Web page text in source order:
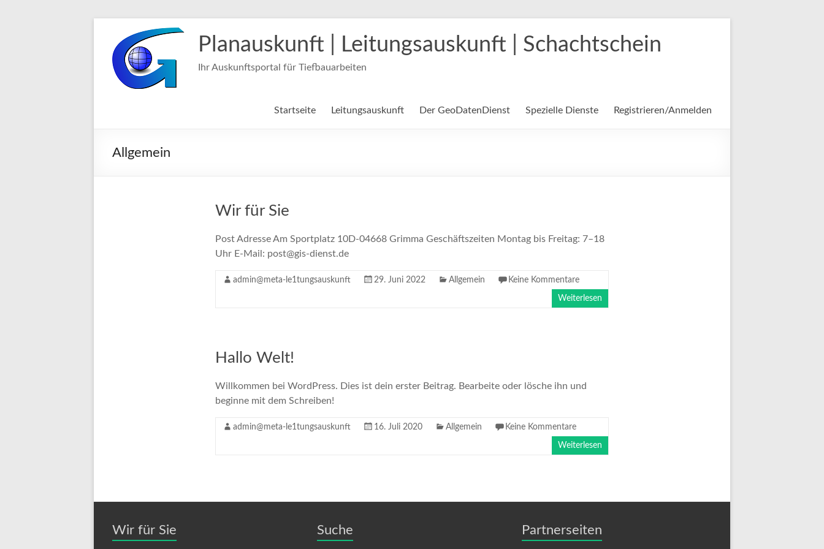
springen
Planauskunft | Leitungsauskunft | Schachtschein
Ihr Auskunftsportal für Tiefbauarbeiten
Startseite Leitungsauskunft Der GeoDatenDienst Spezielle Dienste Registrieren/Anmelden
Allgemein
Wir für Sie
Post Adresse Am Sportplatz 10D-04668 Grimma Geschäftszeiten Montag bis Freitag: 7–18
Uhr E-Mail: post@gis-dienst.de
admin@meta-le1tungsauskunft 29. Juni 2022 Allgemein Keine Kommentare
Weiterlesen
Hallo Welt!
Willkommen bei WordPress. Dies ist dein erster Beitrag. Bearbeite oder lösche ihn und
beginne mit dem Schreiben!
admin@meta-le1tungsauskunft 16. Juli 2020 Allgemein Keine Kommentare
Weiterlesen
Wir für Sie Suche Partnerseiten